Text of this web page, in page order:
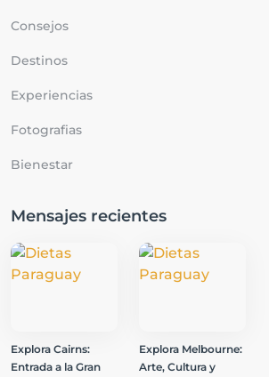
Consejos
Destinos
Experiencias
Fotografias
Bienestar
Mensajes recientes
Explora Cairns:
Entrada a la Gran
Explora Melbourne:
Arte, Cultura y